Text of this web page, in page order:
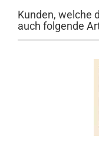
Kunden, welche
auch folgende